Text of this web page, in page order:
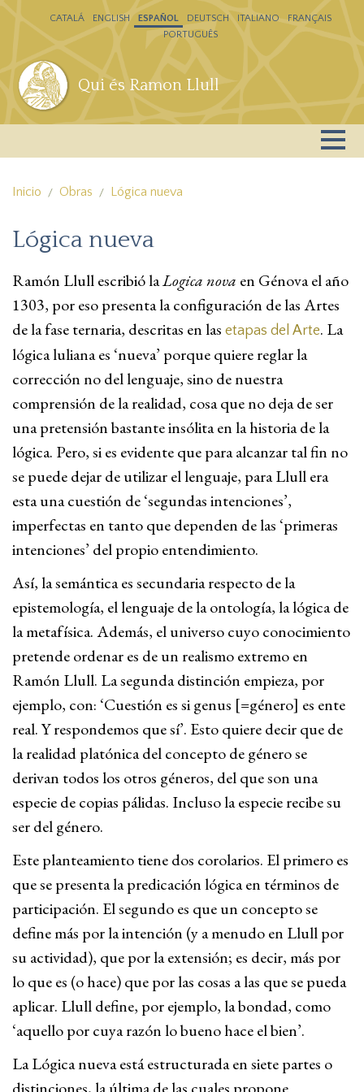
Pasar al contenido principal
Qui és Ramon Llull
CATALÁ ENGLISH ESPAÑOL DEUTSCH ITALIANO
FRANÇAIS
PORTUGUÊS
Inicio Obras Lógica nueva
Lógica nueva
Ramón Llull escribió laLogica nova en Génova el año
1303, por eso presenta la configuración de las Artes
de la fase ternaria, descritas en las etapas del Arte. La
lógica luliana es ‘nueva’ porque quiere reglar la
corrección no del lenguaje, sino de nuestra
comprensión de la realidad, cosa que no deja de ser
una pretensión bastante insólita en la historia de la
lógica. Pero, si es evidente que para alcanzar tal fin no
se puede dejar de utilizar el lenguaje, para Llull era
esta una cuestión de ‘segundas intenciones’,
imperfectas en tanto que dependen de las ‘primeras
intenciones’ del propio entendimiento.
Así, la semántica es secundaria respecto de la
epistemología, el lenguaje de la ontología, la lógica de
la metafísica. Además, el universo cuyo conocimiento
pretende ordenar es de un realismo extremo en
Ramón Llull. La segunda distinción empieza, por
ejemplo, con: ‘Cuestión es si genus [=género] es ente
real. Y respondemos que sí’. Esto quiere decir que de
la realidad platónica del concepto de género se
derivan todos los otros géneros, del que son una
especie de copias pálidas. Incluso la especie recibe su
ser del género.
Este planteamiento tiene dos corolarios. El primero es
que se presenta la predicación lógica en términos de
participación. El segundo es que un concepto se
define más por la intención (y a menudo en Llull por
su actividad), que por la extensión; es decir, más por
lo que es (o hace) que por las cosas a las que se pueda
aplicar. Llull define, por ejemplo, la bondad, como
‘aquello por cuya razón lo bueno hace el bien’.
La Lógica nueva está estructurada en siete partes o